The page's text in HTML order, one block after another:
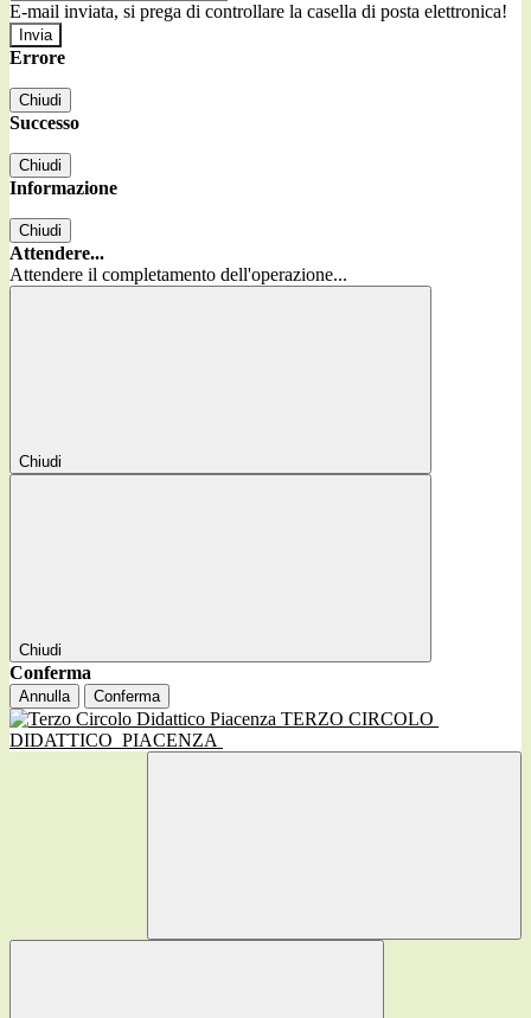
E-mail inviata, si prega di controllare la casella di posta elettronica!
Errore
Chiudi
Successo
Chiudi
Informazione
Chiudi
Attendere...
Attendere il completamento dell'operazione...
Chiudi
Chiudi
Conferma
Annulla Conferma
TERZO CIRCOLO
DIDATTICO PIACENZA